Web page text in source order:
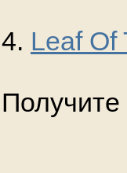
4. Leaf Of
Получите